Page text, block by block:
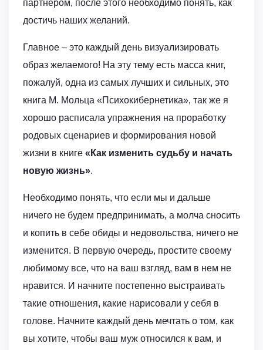
партнером, после этого необходимо понять, как
достичь наших желаний.
Главное – это каждый день визуализировать
образ желаемого! На эту тему есть масса книг,
пожалуй, одна из самых лучших и сильных, это
книга М. Мольца «Психокибернетика», так же я
хорошо расписала упражнения на проработку
родовых сценариев и формирования новой
жизни в книге «Как изменить судьбу и начать
новую жизнь».
Необходимо понять, что если мы и дальше
ничего не будем предпринимать, а молча сносить
и копить в себе обиды и недовольства, ничего не
изменится. В первую очередь, простите своему
любимому все, что на ваш взгляд, вам в нем не
нравится. И начните постепенно выстраивать
такие отношения, какие нарисовали у себя в
голове. Начните каждый день мечтать о том, как
вы хотите, чтобы ваш муж относился к вам, и